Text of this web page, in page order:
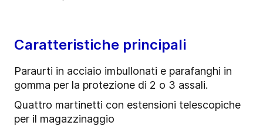
Caratteristiche principali
Paraurti in acciaio imbullonati e parafanghi in
gomma per la protezione di 2 o 3 assali.
Quattro martinetti con estensioni telescopiche
per il magazzinaggio